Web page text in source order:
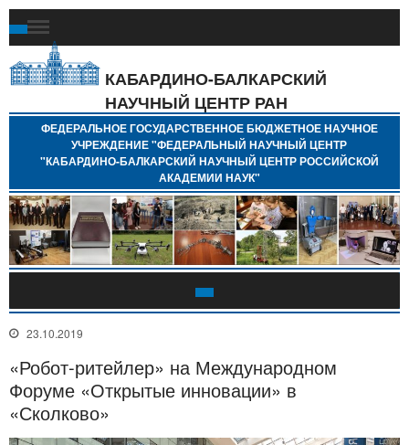
КАБАРДИНО-БАЛКАРСКИЙ
НАУЧНЫЙ ЦЕНТР РАН
ФЕДЕРАЛЬНОЕ ГОСУДАРСТВЕННОЕ БЮДЖЕТНОЕ НАУЧНОЕ
УЧРЕЖДЕНИЕ "ФЕДЕРАЛЬНЫЙ НАУЧНЫЙ ЦЕНТР
"КАБАРДИНО-БАЛКАРСКИЙ НАУЧНЫЙ ЦЕНТР РОССИЙСКОЙ
АКАДЕМИИ НАУК"
23.10.2019
«Робот-ритейлер» на Международном
Форуме «Открытые инновации» в
«Сколково»